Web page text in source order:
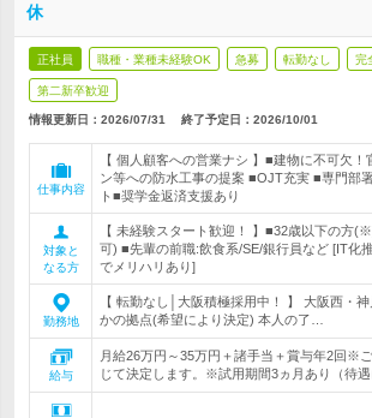
休
正社員 職種・業種未経験OK 急募 転勤なし 完
第二新卒歓迎
情報更新日：2026/07/31 終了予定日： 2026/10/01
仕事内容
【 個人顧客への営業ナシ 】■建物に不可欠！
ン等への防水工事の提案 ■OJT充実 ■専門部
ト■奨学金返済支援あり
対象と
なる方
【 未経験スタート歓迎！ 】■32歳以下の方
可) ■先輩の前職:飲食系/SE/銀行員など [IT化
でメリハリあり]
勤務地
【 転勤なし│大阪積極採用中！ 】 大阪西・
かの拠点(希望により決定) 本人の了…
給与
月給26万円～35万円＋諸手当＋賞与年2回※
じて決定します。※試用期間3ヵ月あり（待